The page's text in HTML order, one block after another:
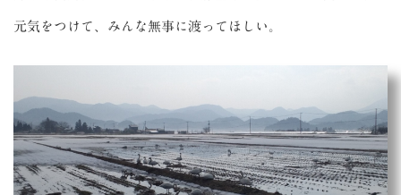
元気をつけて、みんな無事に渡ってほしい。